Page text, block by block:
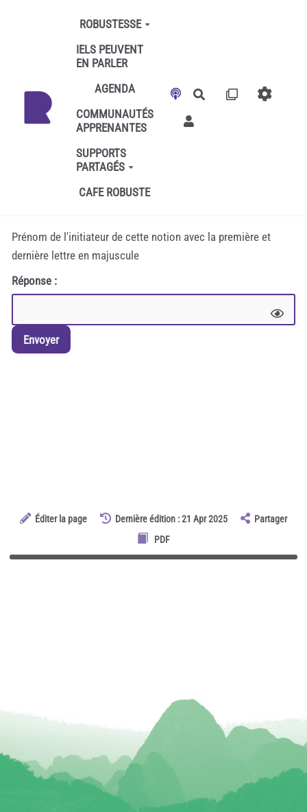
Aller au contenu principal
ROBUSTESSE
IELS PEUVENT
EN PARLER
AGENDA
COMMUNAUTÉS
APPRENANTES
SUPPORTS
PARTAGÉS
CAFE ROBUSTE
Rechercher
Prénom de l'initiateur de cette notion avec la première et
dernière lettre en majuscule
Réponse :
Envoyer
Éditer la page Dernière édition : 21 Apr 2025
Partager
PDF